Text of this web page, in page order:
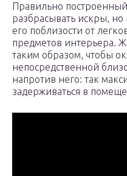
Правильно
разбрасывать искры,
его поблизости от
предметов интерьера.
таким образом, чтобы
непосредственной
напротив него: так
задерживаться в